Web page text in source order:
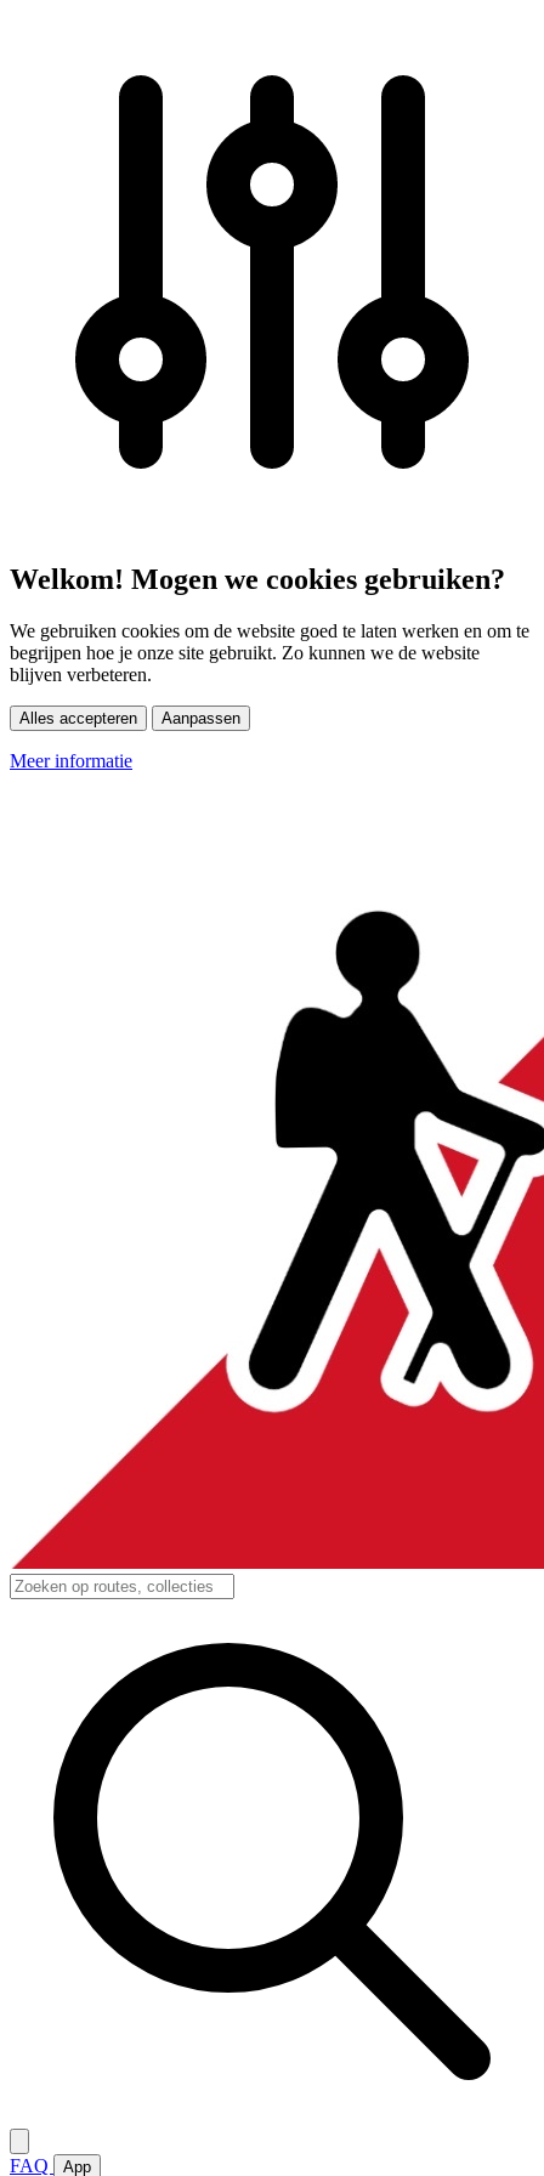
Welkom! Mogen we cookies gebruiken?
We gebruiken cookies om de website goed te laten werken en om te
begrijpen hoe je onze site gebruikt. Zo kunnen we de website
blijven verbeteren.
Alles accepteren Aanpassen
Meer informatie
FAQ App